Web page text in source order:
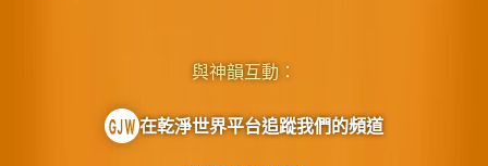
與神韻互動：
在乾淨世界平台追蹤我們的頻道